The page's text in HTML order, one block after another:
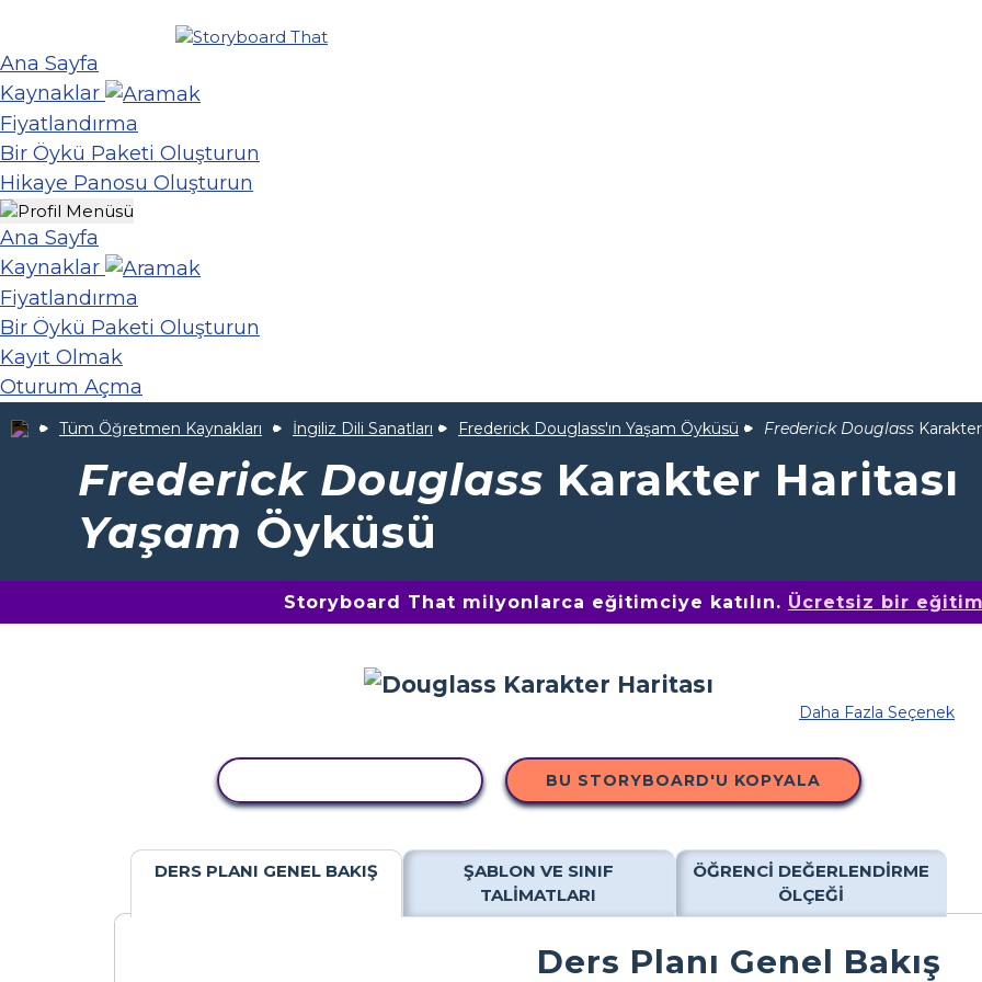
Ana Sayfa
Kaynaklar
Fiyatlandırma
Bir Öykü Paketi Oluşturun
Hikaye Panosu Oluşturun
Ana Sayfa
Kaynaklar
Fiyatlandırma
Bir Öykü Paketi Oluşturun
Kayıt Olmak
Oturum Açma
Tüm Öğretmen Kaynakları İngiliz Dili Sanatları Frederick Douglass'ın Yaşam Öyküsü Frederick Douglass
Frederick Douglass Karakter Haritası
Yaşam Öyküsü
Storyboard That milyonlarca eğitimciye katılın. Ücretsiz bir
Daha Fazla Seçenek
BU STORYBOARD'U KOPYALA
DERS PLANI GENEL BAKIŞ
ŞABLON VE SINIF
TALIMATLARI
ÖĞRENCI DEĞERLENDIRME
ÖLÇEĞI
Ders Planı Genel Bakış